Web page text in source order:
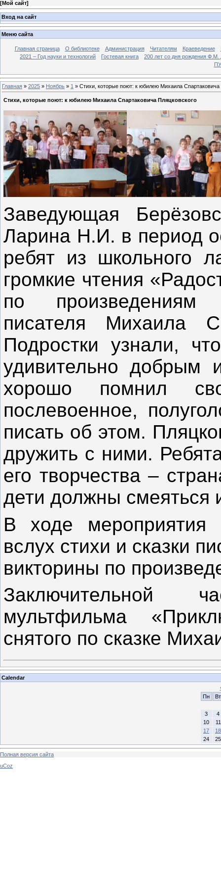
[Мой сайт]
Вход на сайт
Меню сайта
Главная страница О библиотеке Администрация Читателям Краеведение
2021 – Год науки и технологий
Гостевая книга
200 лет со дня рождения Ф.М.
Главная » 2025 » Ноябрь » 1 » Стихи, которые поют: к юбилею Михаила Спартаковича
Стихи, которые поют: к юбилею Михаила Спартаковича Пляцковского
Заведующая
Ларина Н.И. в период
ребят из школьного
громкие чтения
по произведениям
писателя Михаила
Подростки узнали,
удивительно добрым
хорошо помнил
послевоенное,
писать об этом.
дружить с ними.
его творчества –
дети должны смеяться
В ходе мероприятия
вслух стихи и сказки
викторины по
Заключительной
мультфильма
снятого по сказке
Calendar
Пн
Вт
3
4
10
11
17
18
24
25
Полная версия сайта
uCoz